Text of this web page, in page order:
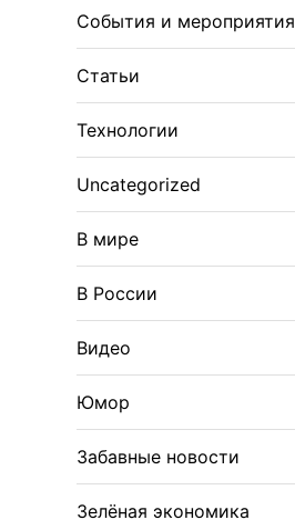
События и мероприятия
Статьи
Технологии
Uncategorized
В мире
В России
Видео
Юмор
Забавные новости
Зелёная экономика